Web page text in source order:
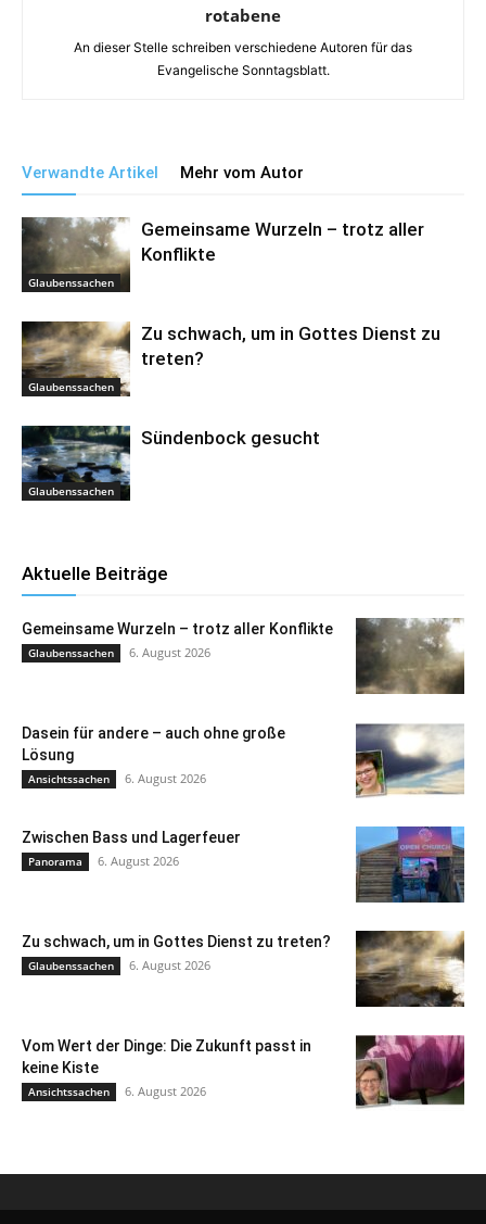
rotabene
An dieser Stelle schreiben verschiedene Autoren für das
Evangelische Sonntagsblatt.
Verwandte Artikel Mehr vom Autor
Glaubenssachen
Gemeinsame Wurzeln – trotz aller
Konflikte
Glaubenssachen
Zu schwach, um in Gottes Dienst zu
treten?
Glaubenssachen
Sündenbock gesucht
Aktuelle Beiträge
Gemeinsame Wurzeln – trotz aller Konflikte
Glaubenssachen 6. August 2026
Dasein für andere – auch ohne große
Lösung
Ansichtssachen 6. August 2026
Zwischen Bass und Lagerfeuer
Panorama 6. August 2026
Zu schwach, um in Gottes Dienst zu treten?
Glaubenssachen 6. August 2026
Vom Wert der Dinge: Die Zukunft passt in
keine Kiste
Ansichtssachen 6. August 2026